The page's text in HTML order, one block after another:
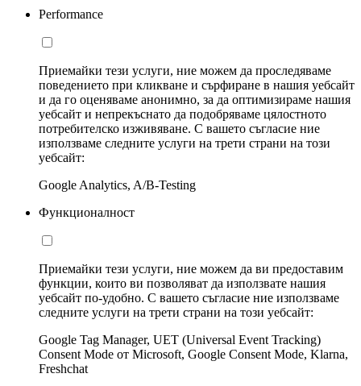
Performance
Приемайки тези услуги, ние можем да проследяваме
поведението при кликване и сърфиране в нашия уебсайт
и да го оценяваме анонимно, за да оптимизираме нашия
уебсайт и непрекъснато да подобряваме цялостното
потребителско изживяване. С вашето съгласие ние
използваме следните услуги на трети страни на този
уебсайт:
Google Analytics, A/B-Testing
Функционалност
Приемайки тези услуги, ние можем да ви предоставим
функции, които ви позволяват да използвате нашия
уебсайт по-удобно. С вашето съгласие ние използваме
следните услуги на трети страни на този уебсайт:
Google Tag Manager, UET (Universal Event Tracking)
Consent Mode от Microsoft, Google Consent Mode, Klarna,
Freshchat